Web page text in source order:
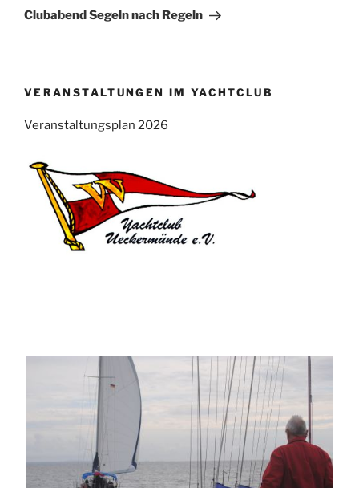
Beitrag
Clubabend Segeln nach Regeln
VERANSTALTUNGEN IM YACHTCLUB
Veranstaltungsplan 2026